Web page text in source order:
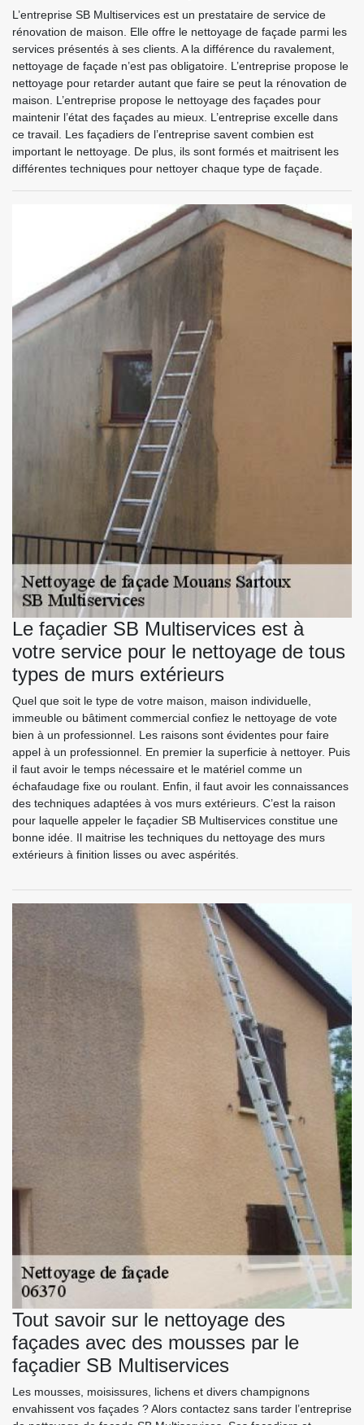
L’entreprise SB Multiservices est un prestataire de service de
rénovation de maison. Elle offre le nettoyage de façade parmi les
services présentés à ses clients. A la différence du ravalement,
nettoyage de façade n’est pas obligatoire. L’entreprise propose le
nettoyage pour retarder autant que faire se peut la rénovation de
maison. L’entreprise propose le nettoyage des façades pour
maintenir l’état des façades au mieux. L’entreprise excelle dans
ce travail. Les façadiers de l’entreprise savent combien est
important le nettoyage. De plus, ils sont formés et maitrisent les
différentes techniques pour nettoyer chaque type de façade.
Le façadier SB Multiservices est à
votre service pour le nettoyage de tous
types de murs extérieurs
Quel que soit le type de votre maison, maison individuelle,
immeuble ou bâtiment commercial confiez le nettoyage de vote
bien à un professionnel. Les raisons sont évidentes pour faire
appel à un professionnel. En premier la superficie à nettoyer. Puis
il faut avoir le temps nécessaire et le matériel comme un
échafaudage fixe ou roulant. Enfin, il faut avoir les connaissances
des techniques adaptées à vos murs extérieurs. C’est la raison
pour laquelle appeler le façadier SB Multiservices constitue une
bonne idée. Il maitrise les techniques du nettoyage des murs
extérieurs à finition lisses ou avec aspérités.
Tout savoir sur le nettoyage des
façades avec des mousses par le
façadier SB Multiservices
Les mousses, moisissures, lichens et divers champignons
envahissent vos façades ? Alors contactez sans tarder l’entreprise